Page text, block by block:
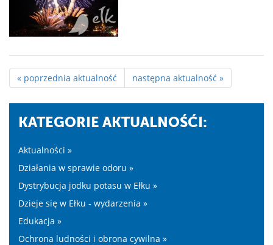
« poprzednia aktualność następna aktualność »
KATEGORIE AKTUALNOŚĆI:
Aktualności »
Działania w sprawie odoru »
Dystrybucja jodku potasu w Ełku »
Dzieje się w Ełku - wydarzenia »
Edukacja »
Ochrona ludności i obrona cywilna »